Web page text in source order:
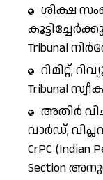
ശിക്ഷ
Tribunal
റിമിറ്റ്,
Tribunal
അതിർ
വാർഡ്,
CrPC (Indian
Section